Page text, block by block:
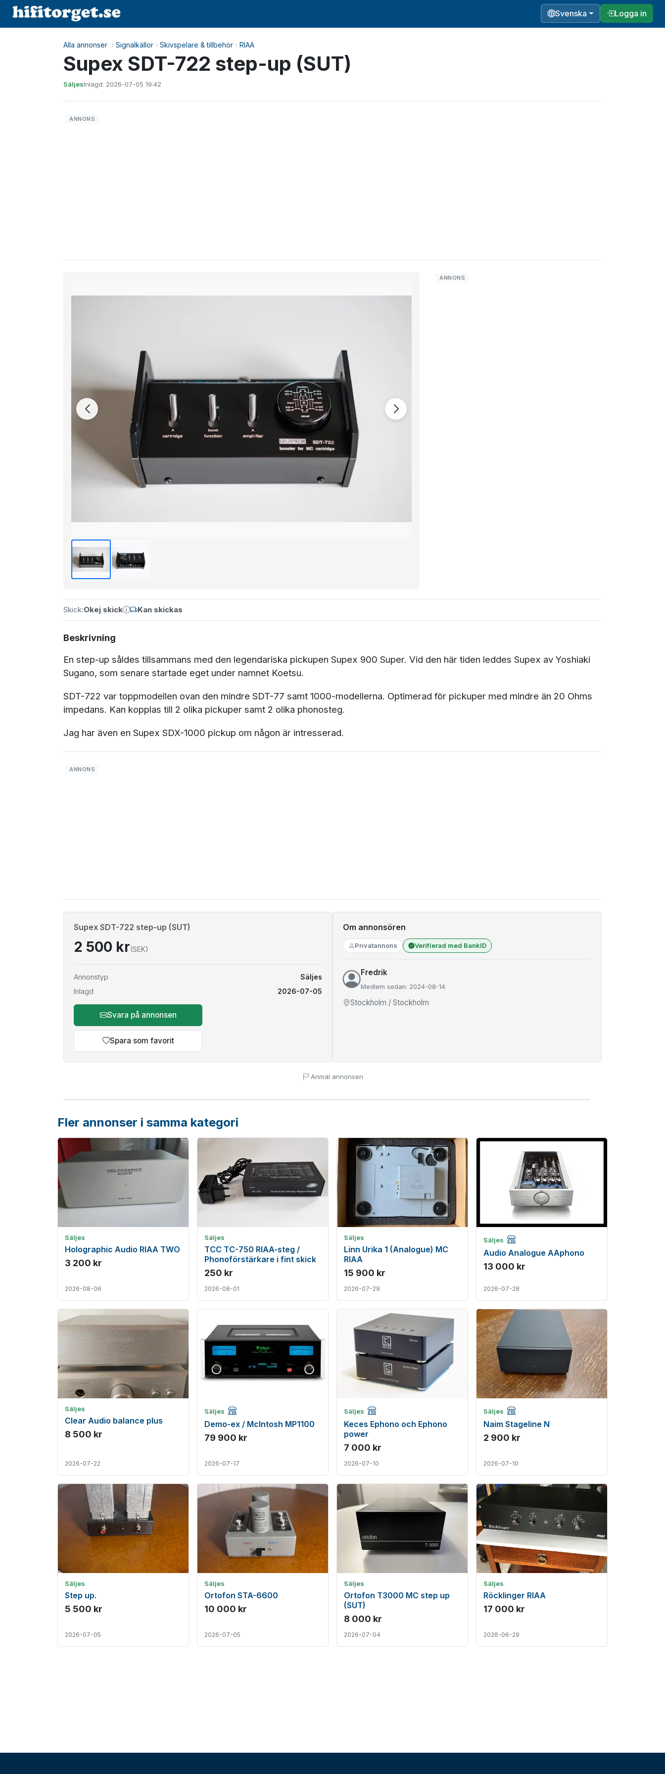
Svenska Logga in
Alla annonser › Signalkällor › Skivspelare & tillbehör › RIAA
Supex SDT-722 step-up (SUT)
SäljesInlagd: 2026-07-05 19:42
Skick:Okej skick Kan skickas
Beskrivning
En step-up såldes tillsammans med den legendariska pickupen Supex 900 Super. Vid den här tiden leddes Supex av Yoshiaki
Sugano, som senare startade eget under namnet Koetsu.
SDT-722 var toppmodellen ovan den mindre SDT-77 samt 1000-modellerna. Optimerad för pickuper med mindre än 20 Ohms
impedans. Kan kopplas till 2 olika pickuper samt 2 olika phonosteg.
Jag har även en Supex SDX-1000 pickup om någon är intresserad.
Supex SDT-722 step-up (SUT)
2 500 kr(SEK)
Annonstyp
Säljes
Inlagd
2026-07-05
Svara på annonsen
Spara som favorit
Om annonsören
Privatannons Verifierad med BankID
Fredrik
Medlem sedan: 2024-08-14
Stockholm / Stockholm
Anmäl annonsen
Fler annonser i samma kategori
Säljes
Holographic Audio RIAA TWO
3 200 kr
2026-08-06
Säljes
TCC TC-750 RIAA-steg /
Phonoförstärkare i fint skick
250 kr
2026-08-01
Säljes
Linn Urika 1 (Analogue) MC
RIAA
15 900 kr
2026-07-29
Säljes Företagsannons
Audio Analogue AAphono
13 000 kr
2026-07-28
Säljes
Clear Audio balance plus
8 500 kr
2026-07-22
Säljes Företagsannons
Demo-ex / McIntosh MP1100
79 900 kr
2026-07-17
Säljes Företagsannons
Keces Ephono och Ephono
power
7 000 kr
2026-07-10
Säljes Företagsannons
Naim Stageline N
2 900 kr
2026-07-10
Säljes
Step up.
5 500 kr
2026-07-05
Säljes
Ortofon STA-6600
10 000 kr
2026-07-05
Säljes
Ortofon T3000 MC step up
(SUT)
8 000 kr
2026-07-04
Säljes
Röcklinger RIAA
17 000 kr
2026-06-29